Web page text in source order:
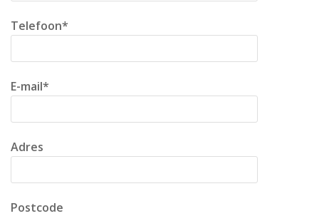
Telefoon*
E-mail*
Adres
Postcode